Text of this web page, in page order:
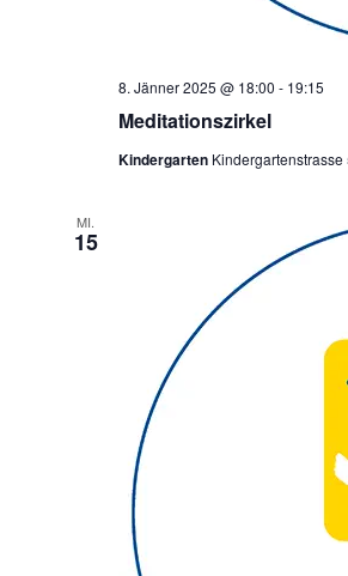
Meditationszirkel
8. Jänner 2025 @ 18:00 - 19:15
Kindergarten
MI.
15